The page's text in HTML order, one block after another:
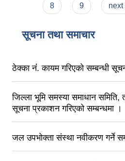
8
9 next
सूचना तथा समाचार
ठेक्का नंं. कायम गरिएको सम्बन्धी
जिल्ला भूमि समस्या समाधान समिति,
सूचना प्रकाशन गरिएको सम्बन्धमा ।
जल उपभोक्ता संस्था नवीकरण गर्ने